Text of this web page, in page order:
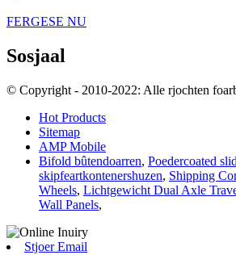
FERGESE NU
Sosjaal
© Copyright - 2010-2022: Alle rjochten
Hot Products
Sitemap
AMP Mobile
Bifold bûtendoarren, Poedercoated
skipfeartkontenershuzen, Shipping
Wheels, Lichtgewicht Dual Axle
Wall Panels,
Stjoer Email